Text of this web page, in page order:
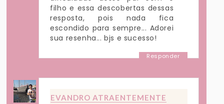
filho e essa descobertas dessas
resposta, pois nada fica
escondido para sempre... Adorei
sua resenha... bjs e sucesso!
Responder
EVANDRO ATRAENTEMENTE